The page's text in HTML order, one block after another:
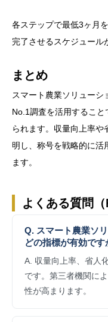
各ステップで最低3ヶ月
完了させるスケジュール
まとめ
スマート農業ソリュー
No.1調査を活用するこ
られます。収量向上率
明し、称号を戦略的に活
ます。
よくある質問（
Q. スマート農業ソ
どの指標が有効です
A. 収量向上率、省人
です。第三者機関に
性が高まります。